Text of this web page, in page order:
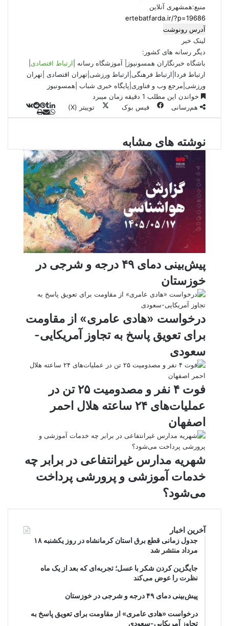
منبع:همشهری آنلاین
آدرس رونوشت
لینک خبر
دیگر رسانه های کشور:
باشگاه خبرنگاران همسونیوز
آموزشگاه رسانه ارتباط اقتصادی
ارتباط فردا ارتباط فرهنگی ارتباط ورزشی تهران اقتصادی تهران
ورزشی مرجع وب و فناوری پایگاه خبری شباب همسونیوز
خواندن این مطلب 1 دقیقه زمان میبرد
هم‌رسانی
فیس بوک توییتر (X)
ی
د
ی
ن
ت
ب
ل
ر
پ
ت
ر
س
ت
ر
ی
ت
V
n
t
a
k
t
e
ا
آ
پ
ا
ن
ا
م
ه
ا
نوشته های مشابه
پیش‌بینی دمای ۴۹ درجه و شرجی در
خوزستان
درخواست «هادی عامری» از مقاومت
برای تعویق پاسخ به تجاوز آمریکایی-
سعودی
فوت ۴ نفر و مصدومیت ۲۵ تن در
عملیات‌های ۲۴ ساعته هلال احمر
اصفهان
شهریه مدارس غیرانتفاعی در برابر چه
خدمات آموزشی و پرورشی پرداخت
می‌شود؟
آخرین اخبار
جدول زمانی قطع برق استان کرمانشاه در روز یکشنبه ۱۸
مرداد منتشر شد
جایگزین کردن شکر با عسل؛ تجربه‌ای که بعد از یک ماه
نظرت را عوض می‌کند
پیش‌بینی دمای ۴۹ درجه و شرجی در خوزستان
درخواست «هادی عامری» از مقاومت برای تعویق پاسخ به
تجاوز آمریکایی-سعودی